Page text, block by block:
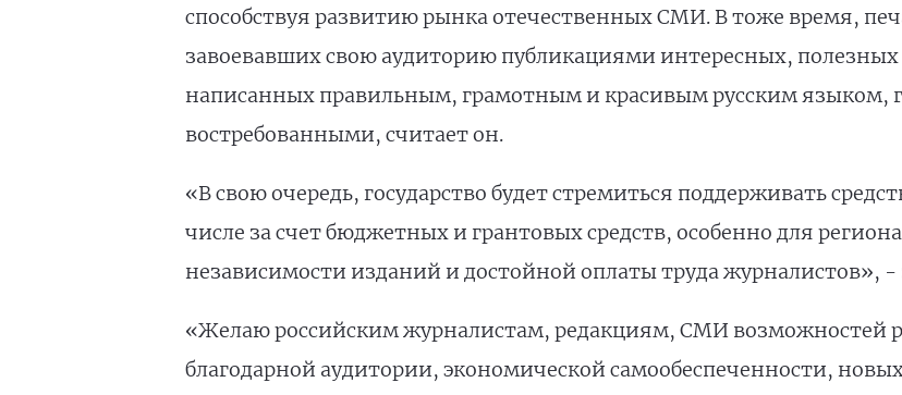
способствуя развитию рынка отечественных СМИ. В тоже время,
завоевавших свою аудиторию публикациями интересных,
написанных правильным, грамотным и красивым русским языком,
востребованными, считает он.
«В свою очередь, государство будет стремиться поддерживать
числе за счет бюджетных и грантовых средств, особенно для
независимости изданий и достойной оплаты труда журналистов», -
«Желаю российским журналистам, редакциям, СМИ возможностей
благодарной аудитории, экономической самообеспеченности,